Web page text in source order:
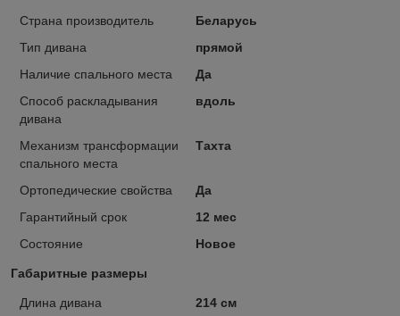
Страна производитель
Беларусь
Тип дивана
прямой
Наличие спального места
Да
Способ раскладывания
дивана
вдоль
Механизм трансформации
спального места
Тахта
Ортопедические свойства
Да
Гарантийный срок
12 мес
Состояние
Новое
Габаритные размеры
Длина дивана
214 см